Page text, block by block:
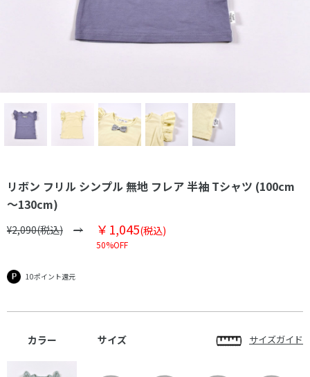
リボン フリル シンプル 無地 フレア 半袖 Tシャツ (100cm
～130cm)
¥2,090(税込) ￥1,045(税込)
50%OFF
10ポイント還元
カラー サイズ サイズガイド